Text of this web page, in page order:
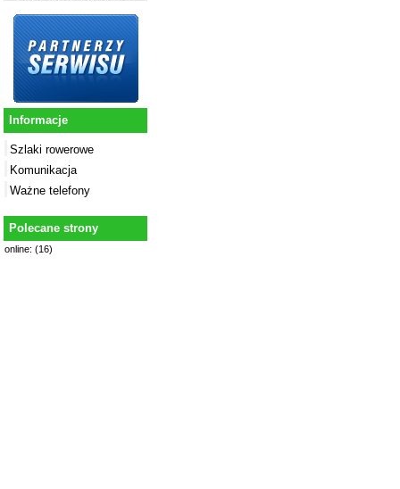
Informacje
Szlaki rowerowe
Komunikacja
Ważne telefony
Polecane strony
online: (16)